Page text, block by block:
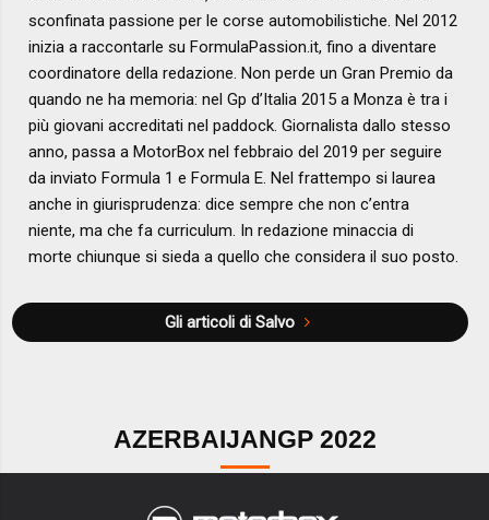
sconfinata passione per le corse automobilistiche. Nel 2012
inizia a raccontarle su FormulaPassion.it, fino a diventare
coordinatore della redazione. Non perde un Gran Premio da
quando ne ha memoria: nel Gp d’Italia 2015 a Monza è tra i
più giovani accreditati nel paddock. Giornalista dallo stesso
anno, passa a MotorBox nel febbraio del 2019 per seguire
da inviato Formula 1 e Formula E. Nel frattempo si laurea
anche in giurisprudenza: dice sempre che non c’entra
niente, ma che fa curriculum. In redazione minaccia di
morte chiunque si sieda a quello che considera il suo posto.
Gli articoli di Salvo
AZERBAIJANGP 2022